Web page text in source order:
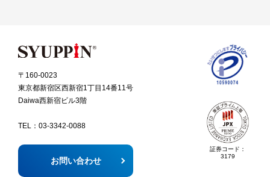
〒160-0023
東京都新宿区西新宿1丁目14番11号
Daiwa西新宿ビル3階
TEL： 03-3342-0088
お問い合わせ
証券コード：
3179